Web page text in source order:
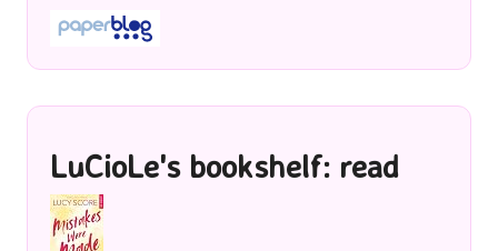
LuCioLe's bookshelf: read